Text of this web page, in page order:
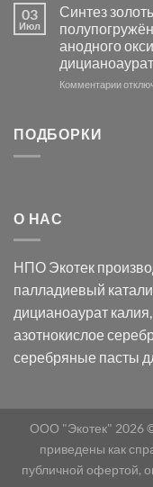
в
свете
с
с
и
03
Июл
Синтез
анодного
Комментариик
оксида
в
калий
ПОДБОРКИ
О НАС
НПО Экотек
палладиевый
дицианоаурат калия,
азотнокислое
серебряные пасты
ООО "Экотек" 2026
приведены как
публичной офертой,